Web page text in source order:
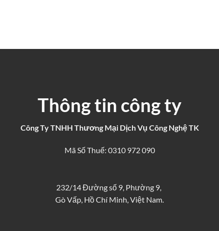
Thông tin công ty
Công Ty TNHH Thương Mại Dịch Vụ Công Nghệ TK
Mã Số Thuế: 0310 972 090
232/14 Đường số 9, Phường 9,
Gò Vấp, Hồ Chí Minh, Việt Nam.